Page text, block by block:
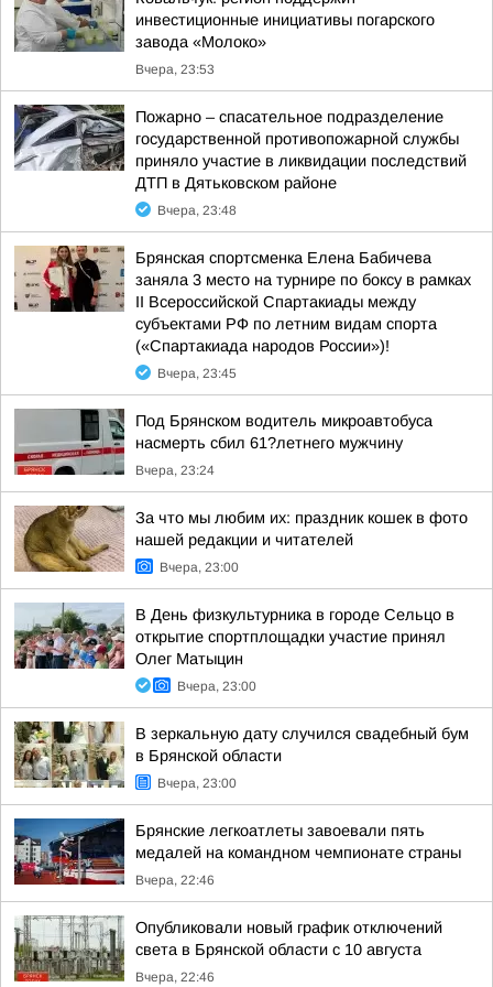
инвестиционные инициативы погарского
завода «Молоко»
Вчера, 23:53
Пожарно – спасательное подразделение
государственной противопожарной службы
приняло участие в ликвидации последствий
ДТП в Дятьковском районе
Вчера, 23:48
Брянская спортсменка Елена Бабичева
заняла 3 место на турнире по боксу в рамках
II Всероссийской Спартакиады между
субъектами РФ по летним видам спорта
(«Спартакиада народов России»)!
Вчера, 23:45
Под Брянском водитель микроавтобуса
насмерть сбил 61?летнего мужчину
Вчера, 23:24
За что мы любим их: праздник кошек в фото
нашей редакции и читателей
Вчера, 23:00
В День физкультурника в городе Сельцо в
открытие спортплощадки участие принял
Олег Матыцин
Вчера, 23:00
В зеркальную дату случился свадебный бум
в Брянской области
Вчера, 23:00
Брянские легкоатлеты завоевали пять
медалей на командном чемпионате страны
Вчера, 22:46
Опубликовали новый график отключений
света в Брянской области с 10 августа
Вчера, 22:46